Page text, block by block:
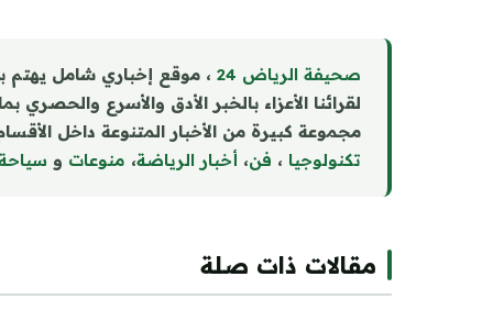
صحيفة الرياض 24
، موقع إخباري شامل يهتم
لقرائنا الأعزاء بالخبر الأدق والأسرع
مجموعة كبيرة من الأخبار المتنوعة داخل الأقسام
تكنولوجيا ، فن، أخبار الرياضة، منوعات و
مقالات ذات صلة